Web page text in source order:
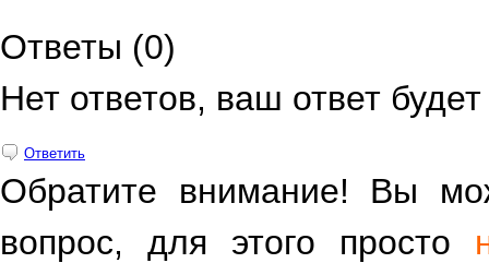
Ответы (0)
Нет ответов, ваш ответ
Ответить
Обратите внимание! Вы
вопрос, для этого просто